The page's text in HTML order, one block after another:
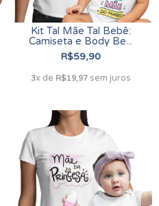
Kit Tal Mãe Tal Bebê:
Camiseta e Body Be...
R$59,90
3x de R$19,97sem juros